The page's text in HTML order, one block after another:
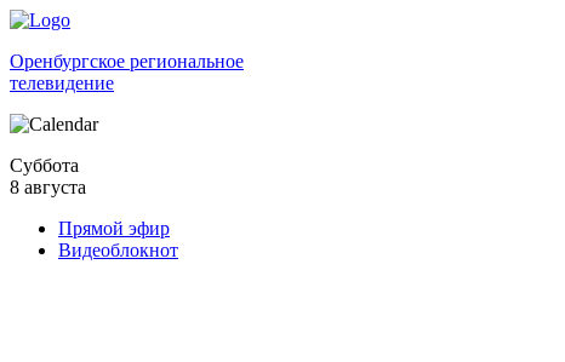
Оренбургское региональное
телевидение
Суббота
8 августа
Прямой эфир
Видеоблокнот